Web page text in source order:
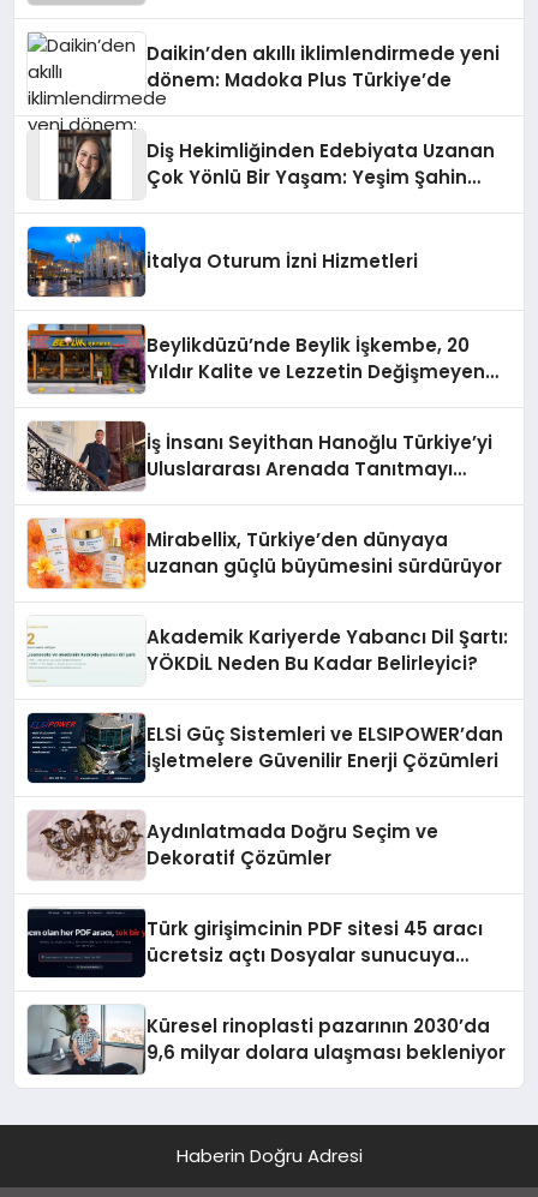
Daikin’den akıllı iklimlendirmede yeni
dönem: Madoka Plus Türkiye’de
Diş Hekimliğinden Edebiyata Uzanan
Çok Yönlü Bir Yaşam: Yeşim Şahin
İtalya Oturum İzni Hizmetleri
Beylikdüzü’nde Beylik İşkembe, 20
Yıldır Kalite ve Lezzetin Değişmeyen
İş İnsanı Seyithan Hanoğlu Türkiye’yi
Uluslararası Arenada Tanıtmayı
Mirabellix, Türkiye’den dünyaya
uzanan güçlü büyümesini sürdürüyor
Akademik Kariyerde Yabancı Dil Şartı:
YÖKDİL Neden Bu Kadar Belirleyici?
ELSİ Güç Sistemleri ve ELSIPOWER’dan
İşletmelere Güvenilir Enerji Çözümleri
Aydınlatmada Doğru Seçim ve
Dekoratif Çözümler
Türk girişimcinin PDF sitesi 45 aracı
ücretsiz açtı Dosyalar sunucuya
Küresel rinoplasti pazarının 2030’da
9,6 milyar dolara ulaşması bekleniyor
Haberin Doğru Adresi